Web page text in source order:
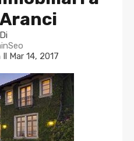
Di
Il Mar 14, 2017